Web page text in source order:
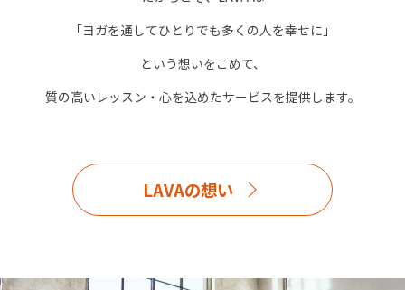
「ヨガを通してひとりでも多くの人を幸せに」
という想いをこめて、
質の高いレッスン・心を込めたサービスを提供します。
LAVAの想い